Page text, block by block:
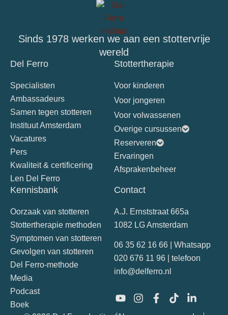
Sinds 1978 werken we aan een stottervrije
wereld
Del Ferro
Specialisten
Ambassadeurs
Samen tegen stotteren
Instituut Amsterdam
Vacatures
Pers
Kwaliteit & certificering
Len Del Ferro
Stottertherapie
Voor kinderen
Voor jongeren
Voor volwassenen
Overige cursussen
Reserveren
Ervaringen
Afsprakenbeheer
Kennisbank
Oorzaak van stotteren
Stottertherapie methoden
Symptomen van stotteren
Gevolgen van stotteren
Del Ferro-methode
Media
Podcast
Boek
Contact
A.J. Ernststraat 665a
1082 LG Amsterdam
06 35 62 16 66 | Whatsapp
020 676 11 96 | telefoon
info@delferro.nl